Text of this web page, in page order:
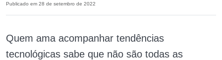
Publicado em 28 de setembro de 2022
Quem ama acompanhar tendências
tecnológicas sabe que não são todas as